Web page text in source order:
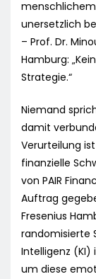
unersetzlich
– Prof. Dr.
Hamburg:
Strategie.“
Niemand
damit
Verurteilung
finanzielle
von PAIR
Auftrag
Fresenius
randomisierte
Intelligenz (KI)
um diese